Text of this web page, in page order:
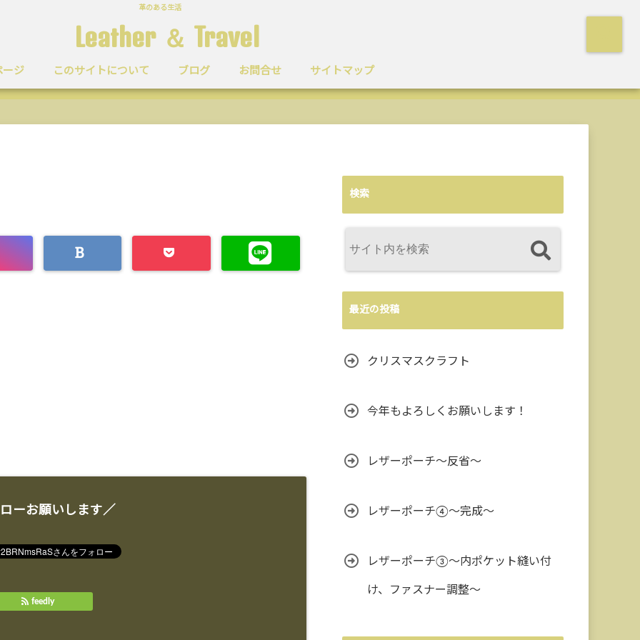
革のある生活
Leather ＆ Travel
ージ このサイトについて ブログ お問合せ サイトマップ
ーお願いします／
feedly
検索
最近の投稿
クリスマスクラフト
今年もよろしくお願いします！
レザーポーチ～反省～
レザーポーチ④～完成～
レザーポーチ③〜内ポケット縫い付
け、ファスナー調整〜